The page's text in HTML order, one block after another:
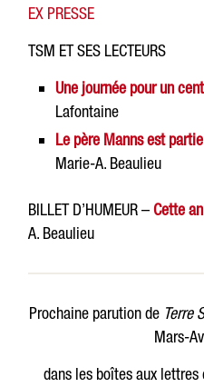
EX PRESSE
TSM ET SES LECTEURS
Une journée pour un
Lafontaine
Le père Manns est
Marie-A. Beaulieu
BILLET D’HUMEUR –Cette
A. Beaulieu
Prochaine parution de Terre
Mars-
dans les boîtes aux